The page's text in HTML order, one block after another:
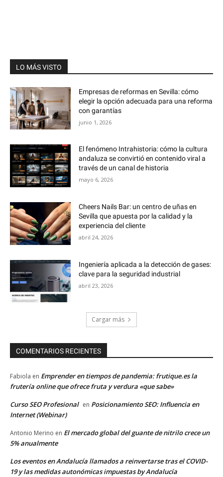
LO MÁS VISTO
Empresas de reformas en Sevilla: cómo
elegir la opción adecuada para una reforma
con garantías
junio 1, 2026
El fenómeno Intrahistoria: cómo la cultura
andaluza se convirtió en contenido viral a
través de un canal de historia
mayo 6, 2026
Cheers Nails Bar: un centro de uñas en
Sevilla que apuesta por la calidad y la
experiencia del cliente
abril 24, 2026
Ingeniería aplicada a la detección de gases:
clave para la seguridad industrial
abril 23, 2026
Cargar más
COMENTARIOS RECIENTES
Fabiola en Emprender en tiempos de pandemia: frutique.es la
frutería online que ofrece fruta y verdura «que sabe»
Curso SEO Profesional en Posicionamiento SEO: Influencia en
Internet (Webinar)
Antonio Merino en El mercado global del guante de nitrilo crece un
5% anualmente
Los eventos en Andalucía llamados a reinvertarse tras el COVID-
19 y las medidas autonómicas impuestas by Andalucía